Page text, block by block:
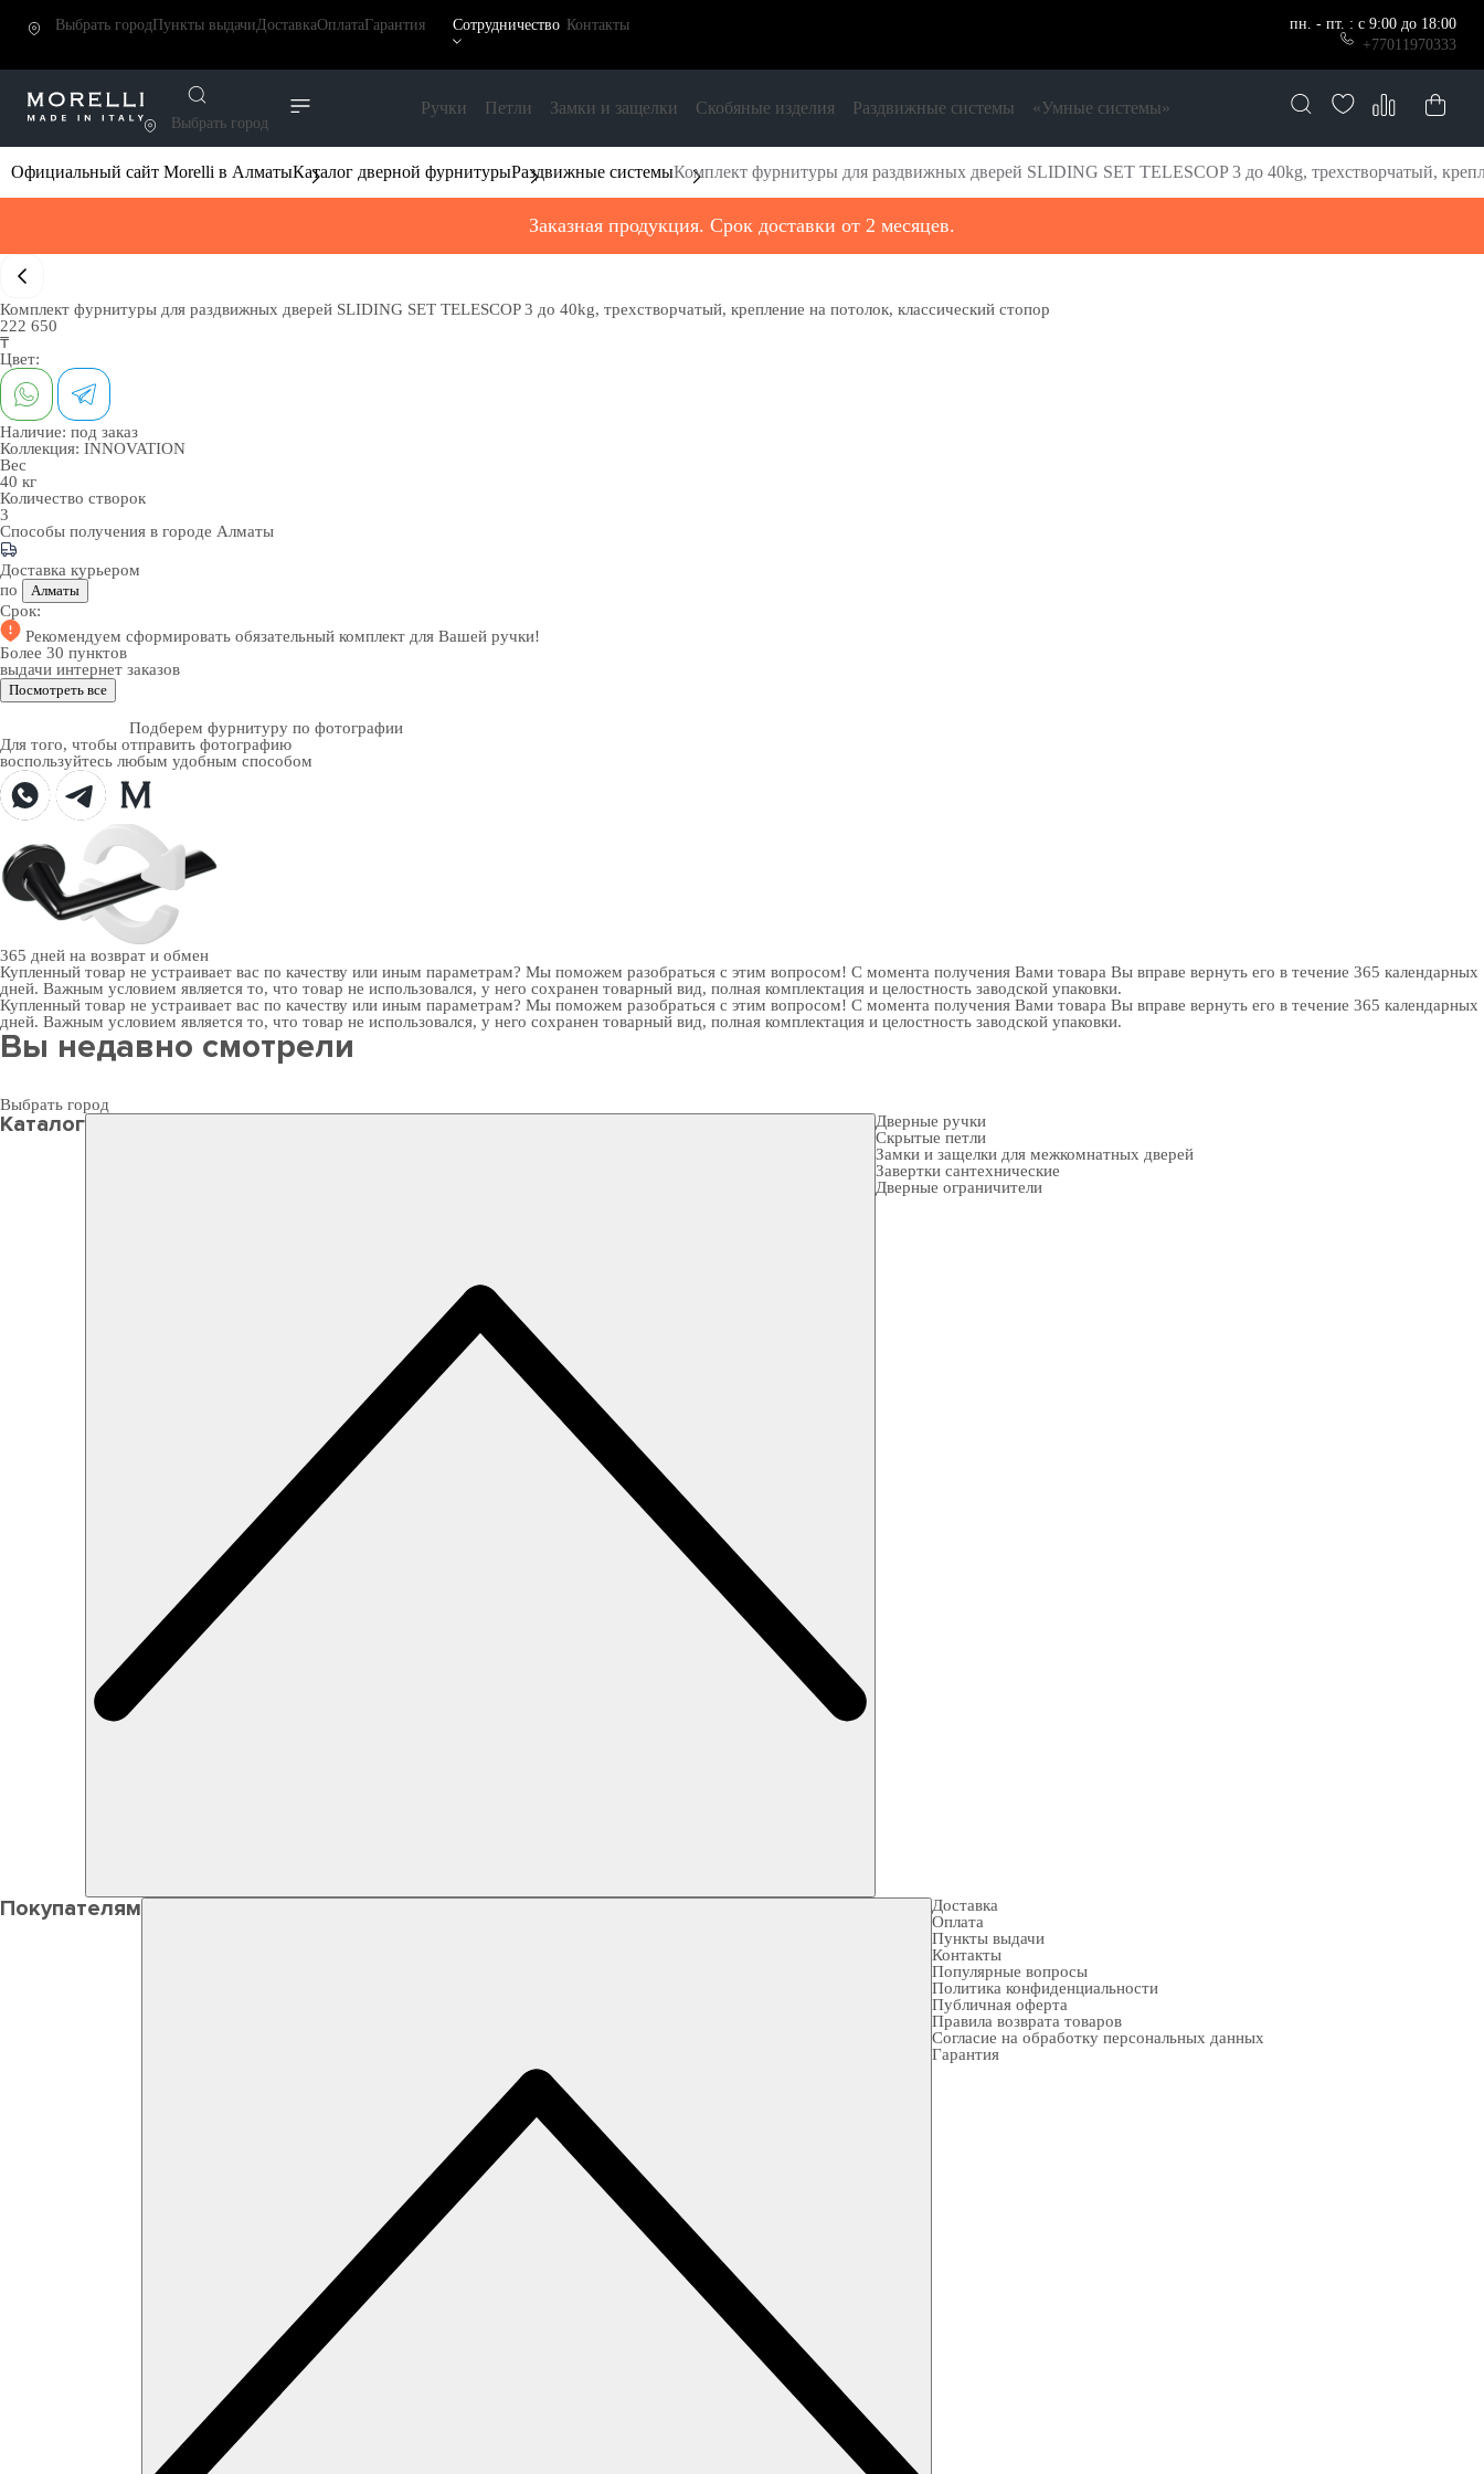
Выбрать городПункты выдачиДоставкаОплатаГарантия Сотрудничество Контакты
пн. - пт. : с 9:00 до 18:00
+77011970333
Выбрать город
Ручки Петли Замки и защелки Скобяные изделия Раздвижные системы «Умные системы»
Официальный сайт Morelli в АлматыКаталог дверной фурнитурыРаздвижные системыКомплект фурнитуры для раздвижных дверей SLIDING SET TELESCOP 3 до 40kg, трехстворчатый,
Заказная продукция. Срок доставки от 2 месяцев.
Комплект фурнитуры для раздвижных дверей SLIDING SET TELESCOP 3 до 40kg, трехстворчатый, крепление на потолок, классический стопор
222 650
₸
Цвет:
Наличие: под заказ
Коллекция: INNOVATION
Вес
40 кг
Количество створок
3
Способы получения в городе Алматы
Доставка курьером
по
Алматы
Срок:
Рекомендуем сформировать обязательный комплект для Вашей ручки!
Более 30 пунктов
выдачи интернет заказов
Посмотреть все
Подберем фурнитуру по фотографии
Для того, чтобы отправить фотографию
воспользуйтесь любым удобным способом
365 дней на возврат и обмен
Купленный товар не устраивает вас по качеству или иным параметрам? Мы поможем разобраться с этим вопросом! С момента получения Вами товара Вы вправе вернуть его в течение 365 календарных
дней. Важным условием является то, что товар не использовался, у него сохранен товарный вид, полная комплектация и целостность заводской упаковки.
Купленный товар не устраивает вас по качеству или иным параметрам? Мы поможем разобраться с этим вопросом! С момента получения Вами товара Вы вправе вернуть его в течение 365 календарных
дней. Важным условием является то, что товар не использовался, у него сохранен товарный вид, полная комплектация и целостность заводской упаковки.
Вы недавно смотрели
Выбрать город
Каталог
Дверные ручки
Скрытые петли
Замки и защелки для межкомнатных дверей
Завертки сантехнические
Дверные ограничители
Покупателям
Доставка
Оплата
Пункты выдачи
Контакты
Популярные вопросы
Политика конфиденциальности
Публичная оферта
Правила возврата товаров
Согласие на обработку персональных данных
Гарантия